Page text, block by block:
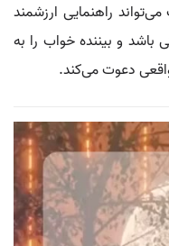
راهنمایی ارزشمند
باشد و بیننده خواب را به
دعوت می‌کند.